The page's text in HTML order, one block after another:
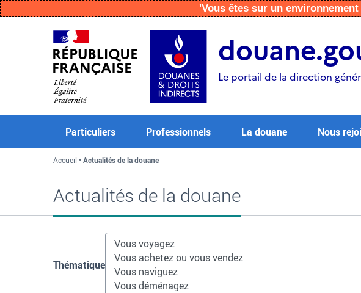
'Vous êtes sur un environnement
Le portail de la direction
Particuliers Professionnels La douane Nous
Accueil Actualités de la douane
Actualités de la douane
Thématique